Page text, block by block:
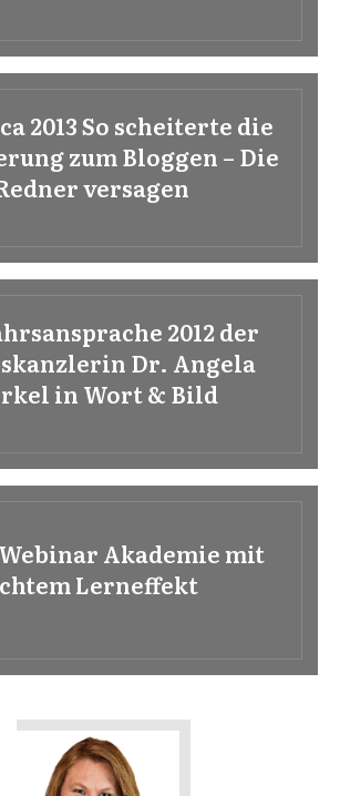
2013 So scheiterte die
zum Bloggen – Die
versagen
2012 der
Dr. Angela
in Wort & Bild
Akademie mit
Lerneffekt